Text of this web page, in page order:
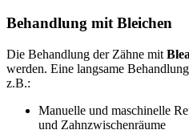
Behandlung mit Bleichen
Die Behandlung der Zähne mit
werden. Eine langsame
z.B.:
Manuelle und maschinelle
und Zahnzwischenräume